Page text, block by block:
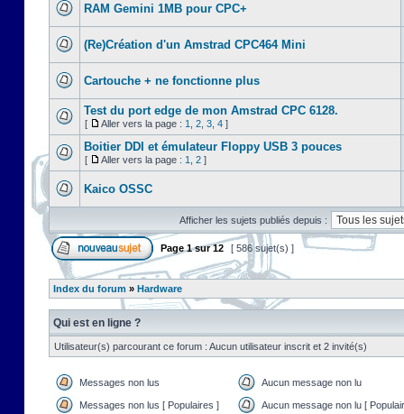
RAM Gemini 1MB pour CPC+
(Re)Création d'un Amstrad CPC464 Mini
Cartouche + ne fonctionne plus
Test du port edge de mon Amstrad CPC 6128.
[ Aller vers la page : 1 2 3 4 ]
Boitier DDI et émulateur Floppy USB 3 pouces
[ Aller vers la page : 1 2 ]
Kaico OSSC
Afficher les sujets publiés depuis :
Page1sur12 [ 586 sujet(s) ]
Index du forum » Hardware
Qui est en ligne ?
Utilisateur(s) parcourant ce forum : Aucun utilisateur inscrit et 2 invité(s)
Messages non lus Aucun message non lu
Messages non lus [ Populaires ] Aucun message non lu [